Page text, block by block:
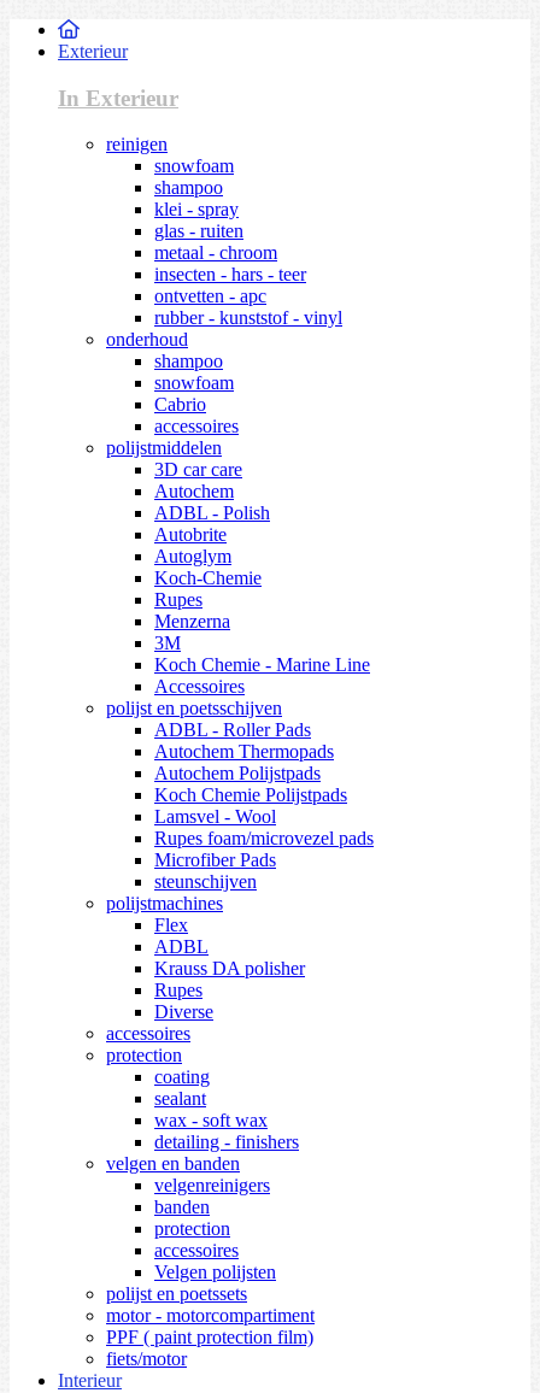
Exterieur
In Exterieur
reinigen
snowfoam
shampoo
klei - spray
glas - ruiten
metaal - chroom
insecten - hars - teer
ontvetten - apc
rubber - kunststof - vinyl
onderhoud
shampoo
snowfoam
Cabrio
accessoires
polijstmiddelen
3D car care
Autochem
ADBL - Polish
Autobrite
Autoglym
Koch-Chemie
Rupes
Menzerna
3M
Koch Chemie - Marine Line
Accessoires
polijst en poetsschijven
ADBL - Roller Pads
Autochem Thermopads
Autochem Polijstpads
Koch Chemie Polijstpads
Lamsvel - Wool
Rupes foam/microvezel pads
Microfiber Pads
steunschijven
polijstmachines
Flex
ADBL
Krauss DA polisher
Rupes
Diverse
accessoires
protection
coating
sealant
wax - soft wax
detailing - finishers
velgen en banden
velgenreinigers
banden
protection
accessoires
Velgen polijsten
polijst en poetssets
motor - motorcompartiment
PPF ( paint protection film)
fiets/motor
Interieur